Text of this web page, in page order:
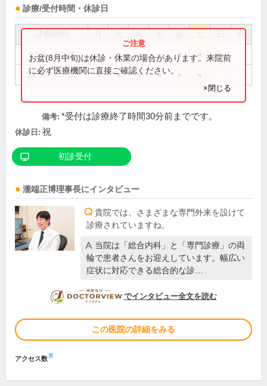
診療/受付時間・休診日
9:00～12:00 ● ● ● ● ● ●
14:00～17:00 ● ● ● ●
お盆(8月中旬)は休診・休業の場合があります。来院前
に必ず医療機関に直接ご確認ください。
×閉じる
備考: *受付は診療終了時間30分前までです。
休診日: 祝
初診受付
瀧端正博理事長にインタビュー
貴院では、さまざまな専門外来を設けて
診療されていますね。
当院は「総合内科」と「専門診療」の両
輪で患者さんをお迎えしています。幅広い
症状に対応できる総合的な診…
DOCTORVIEW
でインタビュー全文を読む
この医院の詳細をみる
アクセス数※